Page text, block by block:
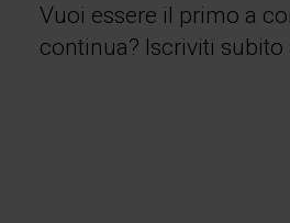
Vuoi essere il primo a
continua? Iscriviti